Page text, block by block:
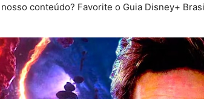
conteúdo? Favorite o Guia Disney+